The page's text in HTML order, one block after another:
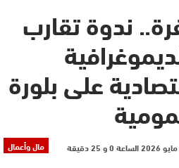
ندوة تقارب
على بلورة
مال وأعمال